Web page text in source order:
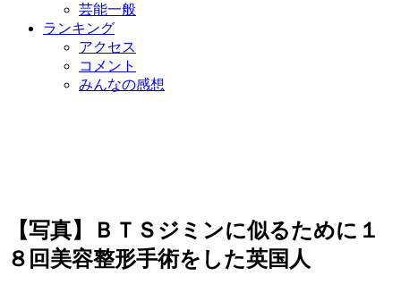
芸能一般
ランキング
アクセス
コメント
みんなの感想
【写真】ＢＴＳジミンに似るために１
８回美容整形手術をした英国人